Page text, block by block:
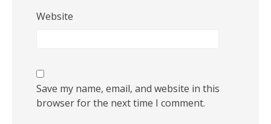
Website
Save my name, email, and website in this
browser for the next time I comment.